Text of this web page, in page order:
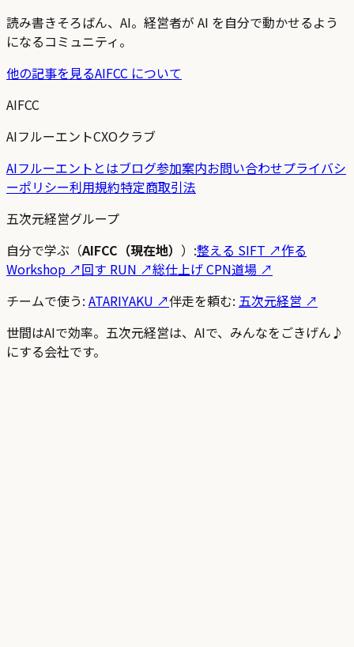
読み書きそろばん、AI。経営者が AI を自分で動かせるよう
になるコミュニティ。
他の記事を見るAIFCC について
AIFCC
AIフルーエントCXOクラブ
AIフルーエントとはブログ参加案内お問い合わせプライバシ
ーポリシー利用規約特定商取引法
五次元経営グループ
自分で学ぶ（AIFCC（現在地） ）:整える SIFT ↗作る
Workshop ↗回す RUN ↗総仕上げ CPN道場 ↗
チームで使う: ATARIYAKU ↗伴走を頼む: 五次元経営 ↗
世間はAIで効率。五次元経営は、AIで、みんなをごきげん♪
にする会社です。